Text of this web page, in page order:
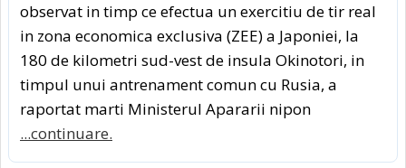
observat in timp ce efectua un exercitiu de tir real
in zona economica exclusiva (ZEE) a Japoniei, la
180 de kilometri sud-vest de insula Okinotori, in
timpul unui antrenament comun cu Rusia, a
raportat marti Ministerul Apararii nipon
...continuare.